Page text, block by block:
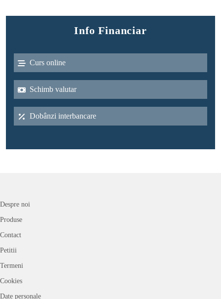
Info Financiar
Curs online
Schimb valutar
Dobânzi interbancare
Despre noi
Produse
Contact
Petitii
Termeni
Cookies
Date personale